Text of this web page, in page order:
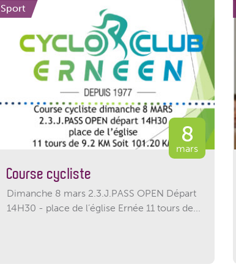
Sport
8
mars
Course cycliste
Dimanche 8 mars 2.3.J.PASS OPEN Départ
14H30 - place de l’église Ernée 11 tours de...